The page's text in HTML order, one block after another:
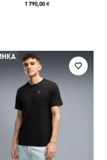
1 790,00 ₴